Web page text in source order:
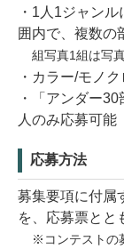
・1人1ジャン
囲内で、複数の
組写真1組は写
・カラー/モノ
・「アンダー
人のみ応募可能
応募方法
募集要項に付属
を、応募票とと
※コンテストの